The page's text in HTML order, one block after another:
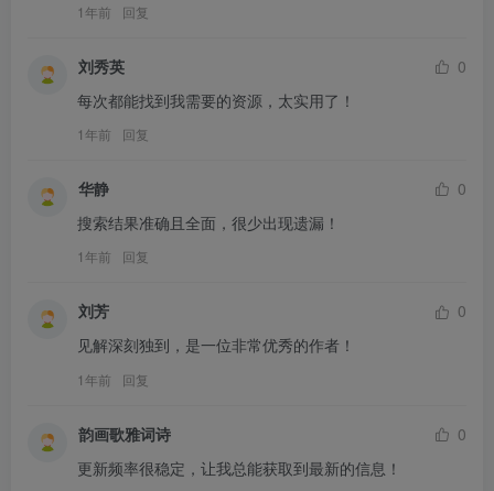
1年前 回复
刘秀英
0
每次都能找到我需要的资源，太实用了！
1年前 回复
华静
0
搜索结果准确且全面，很少出现遗漏！
1年前 回复
刘芳
0
见解深刻独到，是一位非常优秀的作者！
1年前 回复
韵画歌雅词诗
0
更新频率很稳定，让我总能获取到最新的信息！